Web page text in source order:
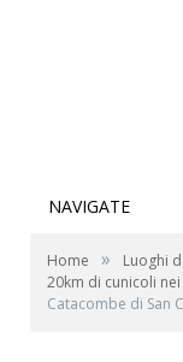
NAVIGATE
Home » Luoghi
20km di cunicoli
Catacombe di San